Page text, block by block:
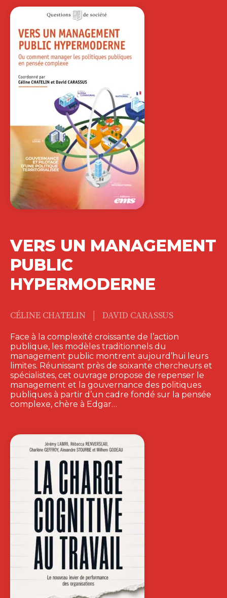
VERS UN MANAGEMENT
PUBLIC
HYPERMODERNE
CÉLINE CHATELIN DAVID CARASSUS
Face à la complexité croissante de l’action
publique, les modèles traditionnels du
management public montrent aujourd’hui leurs
limites. Réunissant près de soixante chercheurs et
spécialistes, cet ouvrage propose de repenser le
management et la gouvernance des politiques
publiques à partir d’un cadre fondé sur la pensée
complexe, chère à Edgar…